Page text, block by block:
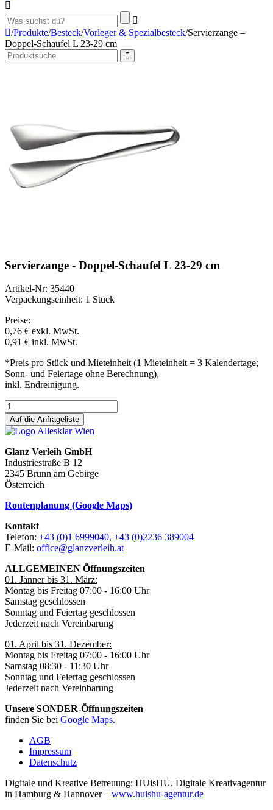
/Produkte/Besteck/Vorleger & Spezialbesteck/Servierzange –
Doppel-Schaufel L 23-29 cm
Servierzange - Doppel-Schaufel L 23-29 cm
Artikel-Nr: 35440
Verpackungseinheit: 1 Stück
Preise:
0,76 € exkl. MwSt.
0,91 € inkl. MwSt.
*Preis pro Stück und Mieteinheit (1 Mieteinheit = 3 Kalendertage;
Sonn- und Feiertage ohne Berechnung),
inkl. Endreinigung.
Auf die Anfrageliste
Glanz Verleih GmbH
Industriestraße B 12
2345 Brunn am Gebirge
Österreich
Routenplanung (Google Maps)
Kontakt
Telefon: +43 (0)1 6999040, +43 (0)2236 389004
E-Mail: office@glanzverleih.at
ALLGEMEINEN Öffnungszeiten
01. Jänner bis 31. März:
Montag bis Freitag 07:00 - 16:00 Uhr
Samstag geschlossen
Sonntag und Feiertag geschlossen
Jederzeit nach Vereinbarung
01. April bis 31. Dezember:
Montag bis Freitag 07:00 - 16:00 Uhr
Samstag 08:30 - 11:30 Uhr
Sonntag und Feiertag geschlossen
Jederzeit nach Vereinbarung
Unsere SONDER-Öffnungszeiten
finden Sie bei Google Maps.
AGB
Impressum
Datenschutz
Digitale und Kreative Betreuung: HUisHU. Digitale Kreativagentur
in Hamburg & Hannover – www.huishu-agentur.de